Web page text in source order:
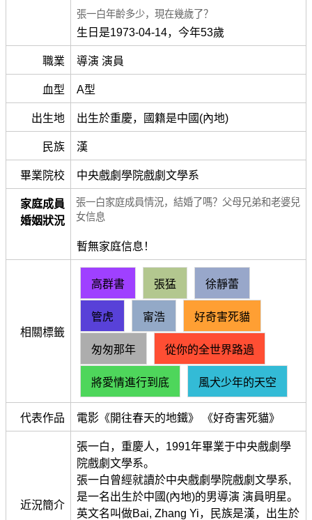
張一白年齡多少，現在幾歲了？
生日是1973-04-14，今年53歲
職業 導演 演員
血型 A型
出生地 出生於重慶，國籍是中國(內地)
民族 漢
畢業院校 中央戲劇學院戲劇文學系
家庭成員
婚姻狀況
張一白家庭成員情況，結婚了嗎？父母兄弟和老婆兒
女信息
暫無家庭信息！
相關標籤
高群書 張猛 徐靜蕾
管虎 甯浩 好奇害死貓
匆匆那年 從你的全世界路過
將愛情進行到底 風犬少年的天空
代表作品 電影《開往春天的地鐵》 《好奇害死貓》
近況簡介
張一白，重慶人，1991年畢業于中央戲劇學
院戲劇文學系。
張一白曾經就讀於中央戲劇學院戲劇文學系,
是一名出生於中國(內地)的男導演 演員明星。
英文名叫做Bai, Zhang Yi，民族是漢，出生於